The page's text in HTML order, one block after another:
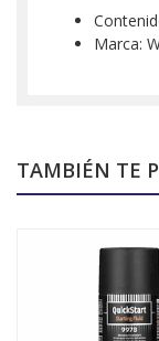
Marca:
TAMBIÉN TE